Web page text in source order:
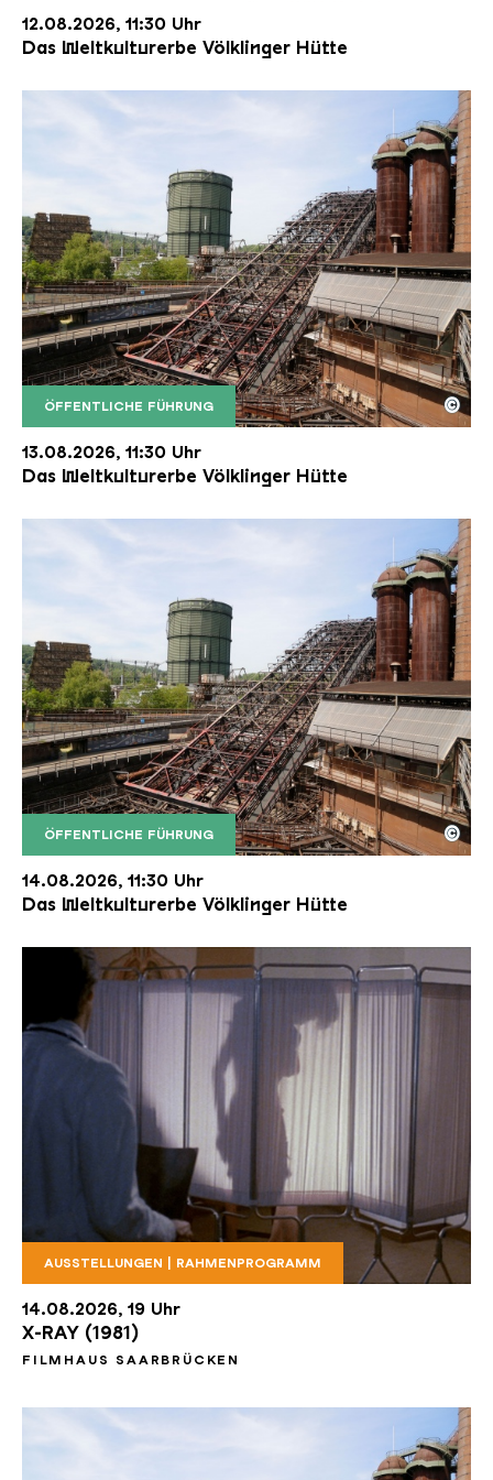
12.08.2026, 11:30 Uhr
Das Weltkulturerbe Völklinger Hütte
ÖFFENTLICHE FÜHRUNG
Der Erzschrägaufzug der Völklinger Hütte mit
Copyright: Weltkulturerbe Völklinger Hütte | Karl
©
13.08.2026, 11:30 Uhr
Das Weltkulturerbe Völklinger Hütte
ÖFFENTLICHE FÜHRUNG
Der Erzschrägaufzug der Völklinger Hütte mit
Copyright: Weltkulturerbe Völklinger Hütte | Karl
©
14.08.2026, 11:30 Uhr
Das Weltkulturerbe Völklinger Hütte
AUSSTELLUNGEN | RAHMENPROGRAMM
X Ray Foto edited
14.08.2026, 19 Uhr
X-RAY (1981)
FILMHAUS SAARBRÜCKEN